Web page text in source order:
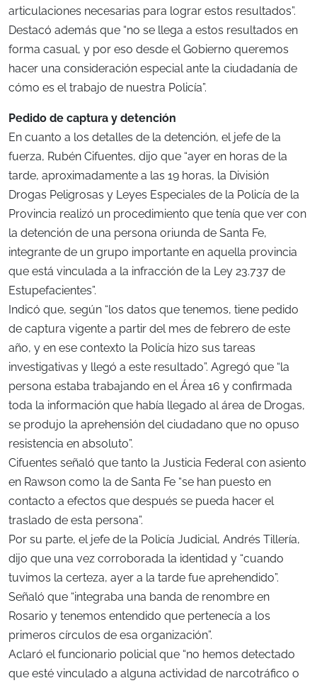
articulaciones necesarias para lograr estos resultados”.
Destacó además que “no se llega a estos resultados en
forma casual, y por eso desde el Gobierno queremos
hacer una consideración especial ante la ciudadanía de
cómo es el trabajo de nuestra Policía”.
Pedido de captura y detención
En cuanto a los detalles de la detención, el jefe de la
fuerza, Rubén Cifuentes, dijo que “ayer en horas de la
tarde, aproximadamente a las 19 horas, la División
Drogas Peligrosas y Leyes Especiales de la Policía de la
Provincia realizó un procedimiento que tenía que ver con
la detención de una persona oriunda de Santa Fe,
integrante de un grupo importante en aquella provincia
que está vinculada a la infracción de la Ley 23.737 de
Estupefacientes”.
Indicó que, según “los datos que tenemos, tiene pedido
de captura vigente a partir del mes de febrero de este
año, y en ese contexto la Policía hizo sus tareas
investigativas y llegó a este resultado”. Agregó que “la
persona estaba trabajando en el Área 16 y confirmada
toda la información que había llegado al área de Drogas,
se produjo la aprehensión del ciudadano que no opuso
resistencia en absoluto”.
Cifuentes señaló que tanto la Justicia Federal con asiento
en Rawson como la de Santa Fe “se han puesto en
contacto a efectos que después se pueda hacer el
traslado de esta persona”.
Por su parte, el jefe de la Policía Judicial, Andrés Tillería,
dijo que una vez corroborada la identidad y “cuando
tuvimos la certeza, ayer a la tarde fue aprehendido”.
Señaló que “integraba una banda de renombre en
Rosario y tenemos entendido que pertenecía a los
primeros círculos de esa organización”.
Aclaró el funcionario policial que “no hemos detectado
que esté vinculado a alguna actividad de narcotráfico o